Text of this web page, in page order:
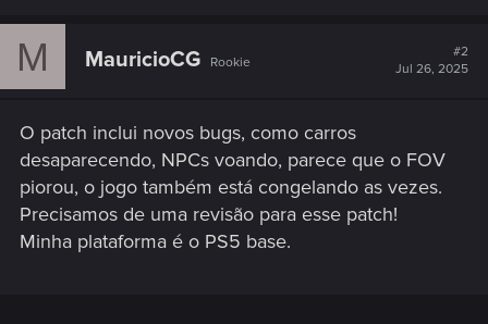
M MauricioCG Rookie
#2
Jul 26, 2025
O patch inclui novos bugs, como carros
desaparecendo, NPCs voando, parece que o FOV
piorou, o jogo também está congelando as vezes.
Precisamos de uma revisão para esse patch!
Minha plataforma é o PS5 base.